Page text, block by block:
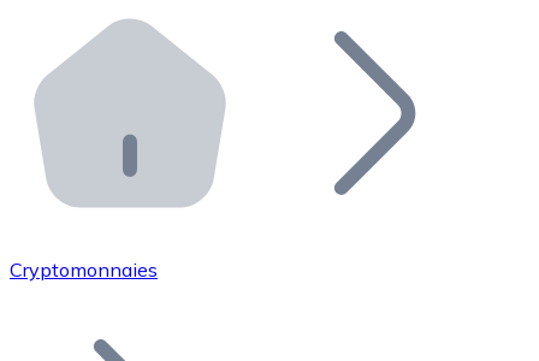
Distributeurs automatiques Bitnovo
Intégrez un ATM Bitnovo dans votre entreprise et
API Bitnovo
Intégrez notre API dans votre écosystème.
Rejoignez notre réseau de distributeurs et
Ajoutez le token de votre projet à notre service
Cryptomonnaies